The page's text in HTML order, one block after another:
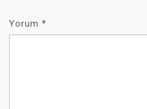
Yorum *